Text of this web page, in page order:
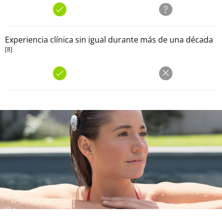
Experiencia clínica sin igual durante más de una década
[8]